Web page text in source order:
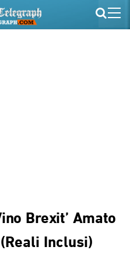
Brexit’ Amato
Inclusi)